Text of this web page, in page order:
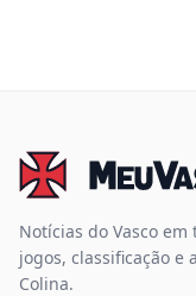
Notícias do Vasco
jogos, classificação e
Colina.